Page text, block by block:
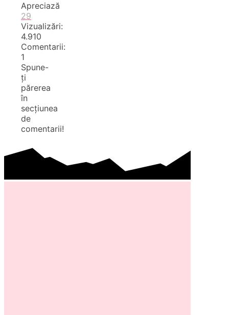
Apreciază
29
Vizualizări:
4.910
Comentarii:
1
Spune-
ți
părerea
în
secțiunea
de
comentarii!